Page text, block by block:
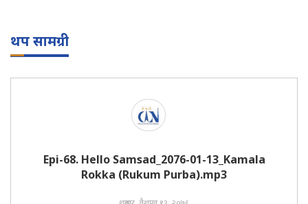
थप सामग्री
Epi-68. Hello Samsad_2076-01-13_Kamala
Rokka (Rukum Purba).mp3